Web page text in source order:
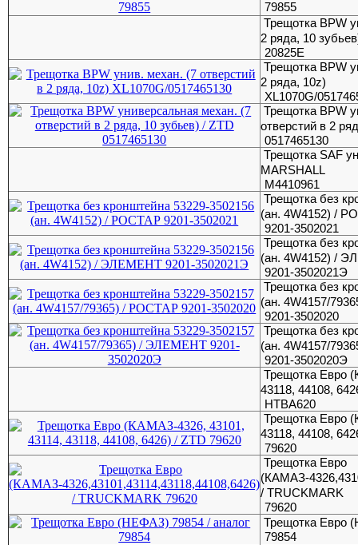
79855
Трещотка BPW
2 ряда, 10
20825Е
Трещотка BPW
2 ряда, 10z)
XL1070G/
Трещотка BPW
отверстий в 2
0517465130
Трещотка SAF
MARSHALL
M4410961
Трещотка без
(ан. 4W4152) /
9201-3502021
Трещотка без
(ан. 4W4152) /
9201-3502021Э
Трещотка без
(ан. 4W4157/
9201-3502020
Трещотка без
(ан. 4W4157/
9201-3502020Э
Трещотка Евро
43118, 44108,
HTBA620
Трещотка Евро
43118, 44108,
79620
Трещотка Евро
(КАМАЗ-
/ TRUCKMARK
79620
Трещотка Евро
79854